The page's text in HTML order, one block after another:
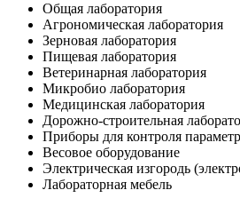
Общая лаборатория
Агрономическая лаборатория
Зерновая лаборатория
Пищевая лаборатория
Ветеринарная лаборатория
Микробио лаборатория
Медицинская лаборатория
Дорожно-строительная
Приборы для контроля
Весовое оборудование
Электрическая изгородь
Лабораторная мебель